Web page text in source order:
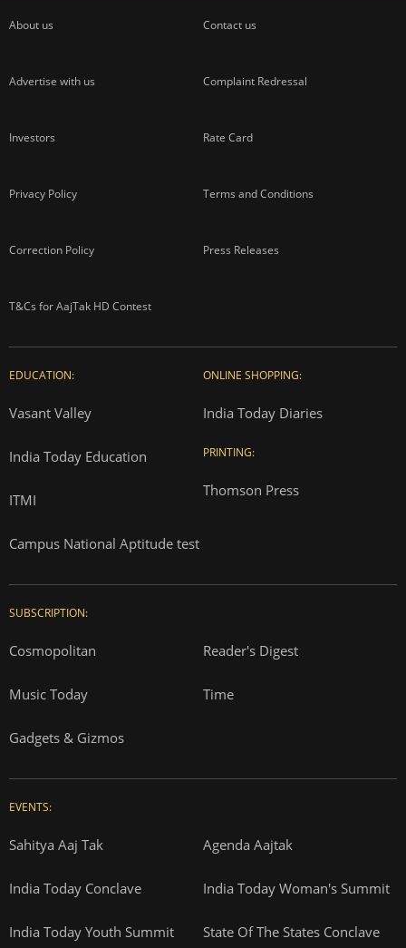
About us Contact us
Advertise with us Complaint Redressal
Investors Rate Card
Privacy Policy Terms and Conditions
Correction Policy Press Releases
T&Cs for AajTak HD Contest
EDUCATION:
Vasant Valley
India Today Education
ITMI
Campus National Aptitude test
ONLINE SHOPPING:
India Today Diaries
PRINTING:
Thomson Press
SUBSCRIPTION:
Cosmopolitan Reader's Digest
Music Today Time
Gadgets & Gizmos
EVENTS:
Sahitya Aaj Tak Agenda Aajtak
India Today Conclave India Today Woman's Summit
India Today Youth Summit State Of The States Conclave